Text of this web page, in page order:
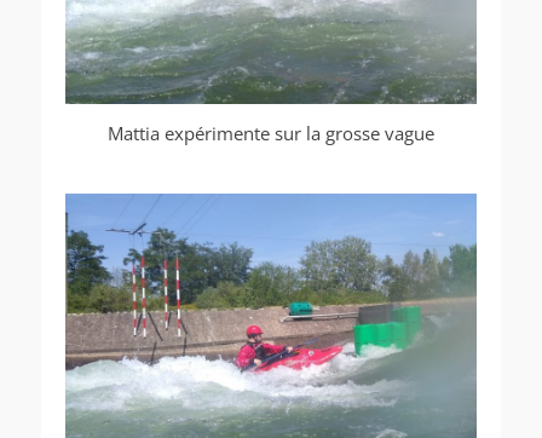
Mattia expérimente sur la grosse vague